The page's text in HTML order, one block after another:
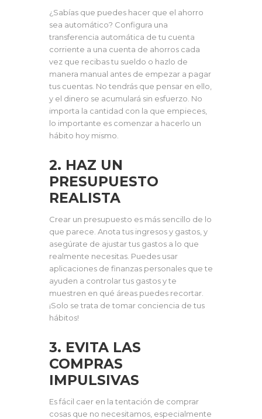
¿Sabías que puedes hacer que el ahorro
sea automático? Configura una
transferencia automática de tu cuenta
corriente a una cuenta de ahorros cada
vez que recibas tu sueldo o hazlo de
manera manual antes de empezar a pagar
tus cuentas. No tendrás que pensar en ello,
y el dinero se acumulará sin esfuerzo. No
importa la cantidad con la que empieces,
lo importante es comenzar a hacerlo un
hábito hoy mismo.
2. HAZ UN
PRESUPUESTO
REALISTA
Crear un presupuesto es más sencillo de lo
que parece. Anota tus ingresos y gastos, y
asegúrate de ajustar tus gastos a lo que
realmente necesitas. Puedes usar
aplicaciones de finanzas personales que te
ayuden a controlar tus gastos y te
muestren en qué áreas puedes recortar.
¡Solo se trata de tomar conciencia de tus
hábitos!
3. EVITA LAS
COMPRAS
IMPULSIVAS
Es fácil caer en la tentación de comprar
cosas que no necesitamos, especialmente